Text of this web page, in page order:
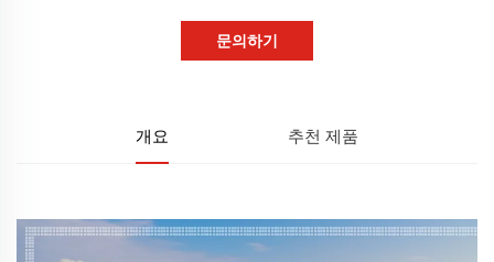
문의하기
개요 추천 제품